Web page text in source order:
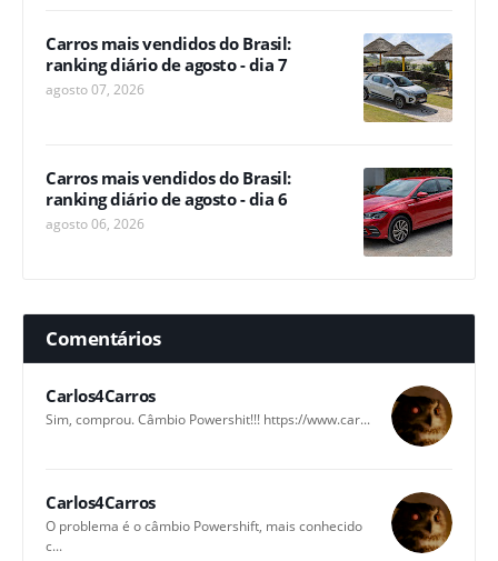
Carros mais vendidos do Brasil:
ranking diário de agosto - dia 7
agosto 07, 2026
Carros mais vendidos do Brasil:
ranking diário de agosto - dia 6
agosto 06, 2026
Comentários
Carlos4Carros
Sim, comprou. Câmbio Powershit!!! https://www.car...
Carlos4Carros
O problema é o câmbio Powershift, mais conhecido
c...